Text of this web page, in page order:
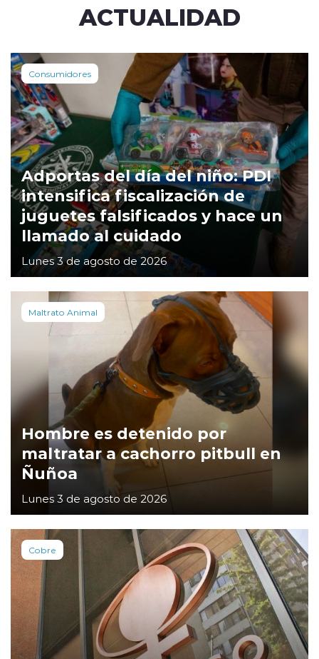
ACTUALIDAD
Consumidores
Adportas del día del niño: PDI
intensifica fiscalización de
juguetes falsificados y hace un
llamado al cuidado
Lunes 3 de agosto de 2026
Maltrato Animal
Hombre es detenido por
maltratar a cachorro pitbull en
Ñuñoa
Lunes 3 de agosto de 2026
Cobre